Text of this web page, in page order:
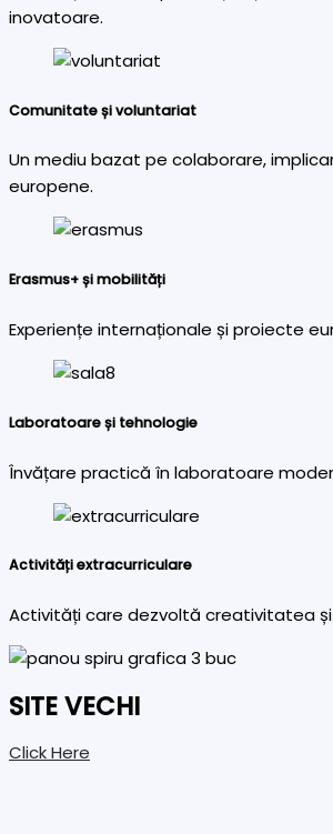
inovatoare.
Comunitate și voluntariat
Un mediu bazat pe colaborare,
europene.
Erasmus+ și mobilități
Experiențe internaționale și proiecte
Laboratoare și tehnologie
Învățare practică în laboratoare
Activități extracurriculare
Activități care dezvoltă creativitatea
SITE VECHI
Click Here